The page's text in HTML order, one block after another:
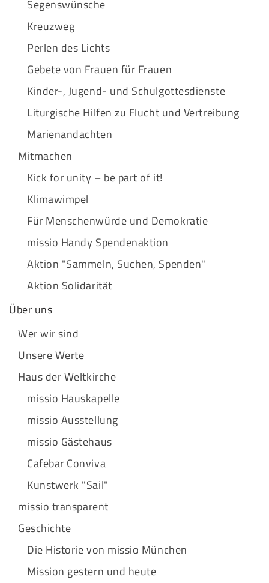
Segenswünsche
Kreuzweg
Perlen des Lichts
Gebete von Frauen für Frauen
Kinder-, Jugend- und Schulgottesdienste
Liturgische Hilfen zu Flucht und Vertreibung
Marienandachten
Mitmachen
Kick for unity – be part of it!
Klimawimpel
Für Menschenwürde und Demokratie
missio Handy Spendenaktion
Aktion "Sammeln, Suchen, Spenden"
Aktion Solidarität
Über uns
Wer wir sind
Unsere Werte
Haus der Weltkirche
missio Hauskapelle
missio Ausstellung
missio Gästehaus
Cafebar Conviva
Kunstwerk "Sail"
missio transparent
Geschichte
Die Historie von missio München
Mission gestern und heute